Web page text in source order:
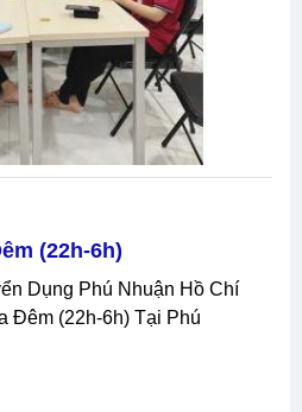
(22h-6h)
Đêm (22h-6h) Tại Phú